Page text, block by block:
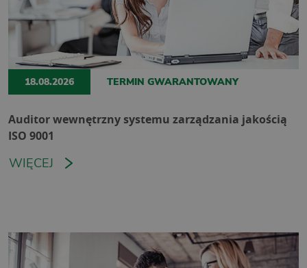
18.08.2026 TERMIN GWARANTOWANY
Auditor wewnętrzny systemu zarządzania jakością
ISO 9001
WIĘCEJ